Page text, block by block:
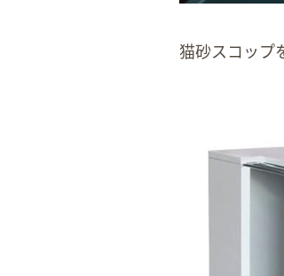
猫砂スコップ